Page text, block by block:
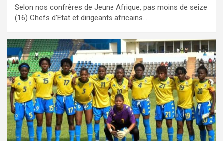
Selon nos confrères de Jeune Afrique, pas moins de seize
(16) Chefs d’Etat et dirigeants africains…